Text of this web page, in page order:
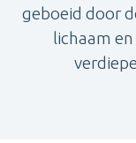
geboeid door
lichaam